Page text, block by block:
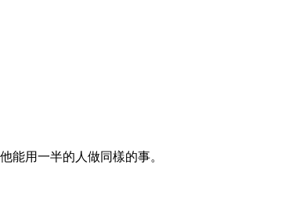
能用一半的人做同樣的事。